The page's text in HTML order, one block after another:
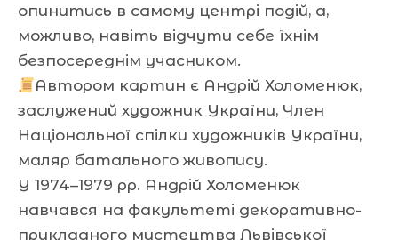
опинитись в самому центрі подій, а,
можливо, навіть відчути себе їхнім
безпосереднім учасником.
Автором картин є Андрій Холоменюк,
заслужений художник України, Член
Національної спілки художників України,
маляр батального живопису.
У 1974–1979 рр. Андрій Холоменюк
навчався на факультеті декоративно-
прикладного мистецтва Львівської